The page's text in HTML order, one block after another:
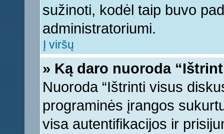
sužinoti, kodėl taip buvo
administratoriumi.
Į viršų
» Ką daro nuoroda
Nuoroda “Ištrinti visus
programinės įrangos
visa autentifikacijos ir